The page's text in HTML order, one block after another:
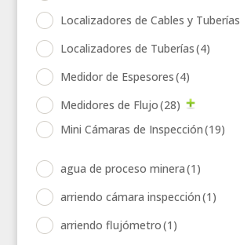
Localizadores de Cables y Tuberías
Localizadores de Tuberías(4)
Medidor de Espesores(4)
Medidores de Flujo(28)
Mini Cámaras de Inspección(19)
agua de proceso minera(1)
arriendo cámara inspección(1)
arriendo flujómetro(1)